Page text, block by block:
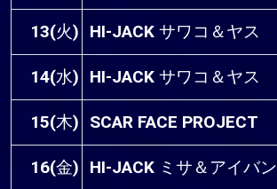
13(火) HI-JACK サワコ＆ヤス
14(水) HI-JACK サワコ＆ヤス
15(木) SCAR FACE PROJECT
16(金) HI-JACK ミサ＆アイバン